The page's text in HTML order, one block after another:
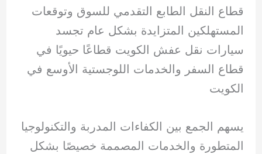
قطاع النقل الطابع التقدمي للسوق وتوقعات
المستهلكين المتزايدة بشكل عام تجسد
سيارات نقل عفش الكويت قطاعًا حيويًا في
قطاع السفر والخدمات اللوجستية الأوسع في
الكويت
يسهم الجمع بين الكفاءات المدربة والتكنولوجيا
المتطورة والخدمات المصممة خصيصًا بشكل